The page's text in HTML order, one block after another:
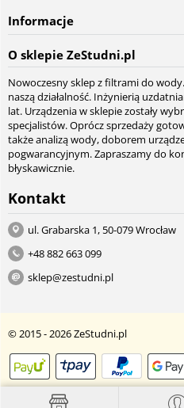
Informacje
O sklepie ZeStudni.pl
Nowoczesny sklep z filtrami do
naszą działalność. Inżynierią
lat. Urządzenia w sklepie zostały
specjalistów. Oprócz sprzedaży
także analizą wody, doborem
pogwarancyjnym. Zapraszamy do
błyskawicznie.
Kontakt
ul. Grabarska 1, 50-079 Wrocław
+48 882 663 099
sklep@zestudni.pl
© 2015 - 2026 ZeStudni.pl